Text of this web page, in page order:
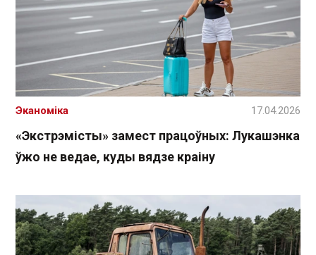
«Экстрэмісты» замест працоўных: Лукашэнка
ўжо не ведае, куды вядзе краіну
Эканоміка 17.04.2026